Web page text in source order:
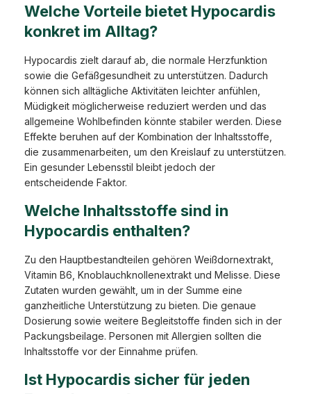
Welche Vorteile bietet Hypocardis
konkret im Alltag?
Hypocardis zielt darauf ab, die normale Herzfunktion
sowie die Gefäßgesundheit zu unterstützen. Dadurch
können sich alltägliche Aktivitäten leichter anfühlen,
Müdigkeit möglicherweise reduziert werden und das
allgemeine Wohlbefinden könnte stabiler werden. Diese
Effekte beruhen auf der Kombination der Inhaltsstoffe,
die zusammenarbeiten, um den Kreislauf zu unterstützen.
Ein gesunder Lebensstil bleibt jedoch der
entscheidende Faktor.
Welche Inhaltsstoffe sind in
Hypocardis enthalten?
Zu den Hauptbestandteilen gehören Weißdornextrakt,
Vitamin B6, Knoblauchknollenextrakt und Melisse. Diese
Zutaten wurden gewählt, um in der Summe eine
ganzheitliche Unterstützung zu bieten. Die genaue
Dosierung sowie weitere Begleitstoffe finden sich in der
Packungsbeilage. Personen mit Allergien sollten die
Inhaltsstoffe vor der Einnahme prüfen.
Ist Hypocardis sicher für jeden